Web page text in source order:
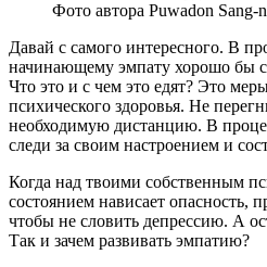
Фото автора Puwadon Sang-
Давай с самого интересного. В
начинающему эмпату хорошо бы
Что это и с чем это едят? Это
психического здоровья. Не
необходимую дистанцию. В
следи за своим настроением и
Когда над твоими собственным
состоянием нависает
чтобы не словить депрессию. А
Так и зачем развивать эмпатию?